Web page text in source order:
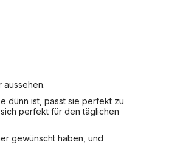
aussehen.
dünn ist, passt sie perfekt zu
perfekt für den täglichen
gewünscht haben, und